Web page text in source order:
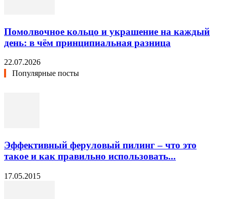
Помолвочное кольцо и украшение на каждый
день: в чём принципиальная разница
22.07.2026
Популярные посты
Эффективный феруловый пилинг – что это
такое и как правильно использовать...
17.05.2015